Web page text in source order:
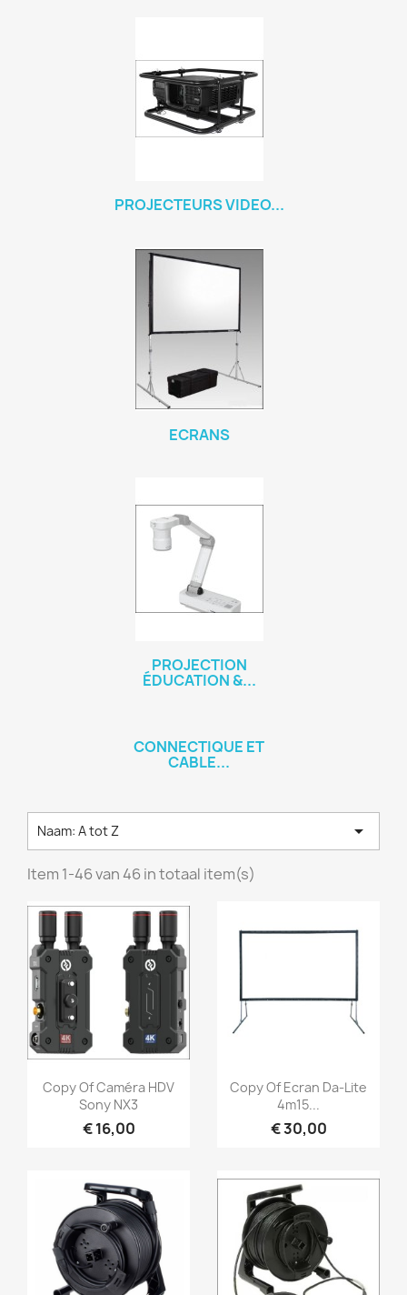
PROJECTEURS VIDEO...
ECRANS
PROJECTION
ÉDUCATION &...
CONNECTIQUE ET
CABLE...
Naam: A tot Z 
Item 1-46 van 46 in totaal item(s)
Snel bekijken
Copy Of Caméra HDV
Sony NX3
€ 16,00
Snel bekijken
Copy Of Ecran Da-Lite
4m15...
€ 30,00